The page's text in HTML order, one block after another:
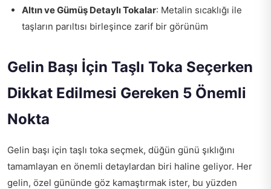
Altın ve Gümüş Detaylı Tokalar: Metalin sıcaklığı ile
taşların parıltısı birleşince zarif bir görünüm
Gelin Başı İçin Taşlı Toka Seçerken
Dikkat Edilmesi Gereken 5 Önemli
Nokta
Gelin başı için taşlı toka seçmek, düğün günü şıklığını
tamamlayan en önemli detaylardan biri haline geliyor. Her
gelin, özel gününde göz kamaştırmak ister, bu yüzden